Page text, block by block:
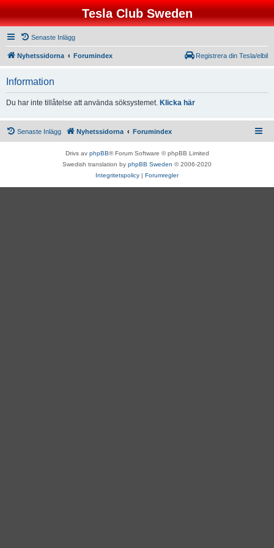
Tesla Club Sweden
Senaste Inlägg
Nyhetssidorna Forumindex Registrera din Tesla/elbil
Information
Du har inte tillåtelse att använda söksystemet. Klicka här
Senaste Inlägg Nyhetssidorna Forumindex
Drivs av phpBB® Forum Software © phpBB Limited
Swedish translation by phpBB Sweden © 2006-2020
Integritetspolicy | Forumregler